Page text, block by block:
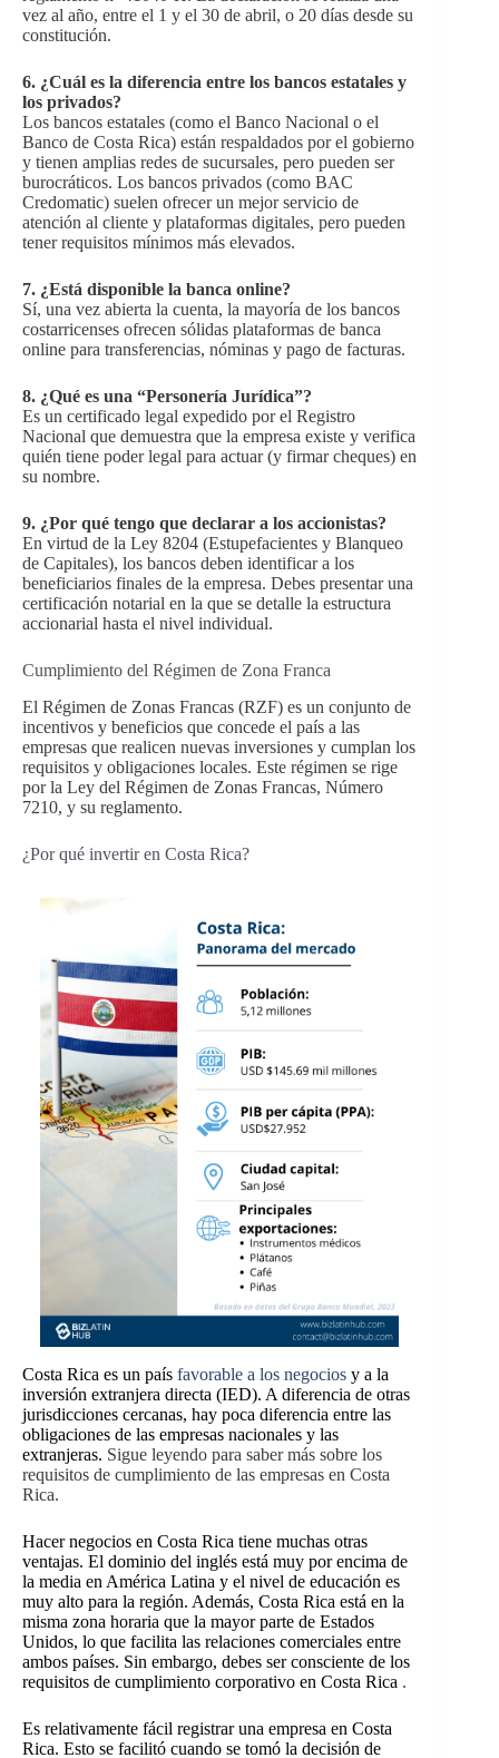
vez al año, entre el 1 y el 30 de abril, o 20 días desde su
constitución.
6. ¿Cuál es la diferencia entre los bancos estatales y
los privados?
Los bancos estatales (como el Banco Nacional o el
Banco de Costa Rica) están respaldados por el gobierno
y tienen amplias redes de sucursales, pero pueden ser
burocráticos. Los bancos privados (como BAC
Credomatic) suelen ofrecer un mejor servicio de
atención al cliente y plataformas digitales, pero pueden
tener requisitos mínimos más elevados.
7. ¿Está disponible la banca online?
Sí, una vez abierta la cuenta, la mayoría de los bancos
costarricenses ofrecen sólidas plataformas de banca
online para transferencias, nóminas y pago de facturas.
8. ¿Qué es una “Personería Jurídica”?
Es un certificado legal expedido por el Registro
Nacional que demuestra que la empresa existe y verifica
quién tiene poder legal para actuar (y firmar cheques) en
su nombre.
9. ¿Por qué tengo que declarar a los accionistas?
En virtud de la Ley 8204 (Estupefacientes y Blanqueo
de Capitales), los bancos deben identificar a los
beneficiarios finales de la empresa. Debes presentar una
certificación notarial en la que se detalle la estructura
accionarial hasta el nivel individual.
Cumplimiento del Régimen de Zona Franca
El Régimen de Zonas Francas (RZF) es un conjunto de
incentivos y beneficios que concede el país a las
empresas que realicen nuevas inversiones y cumplan los
requisitos y obligaciones locales. Este régimen se rige
por la Ley del Régimen de Zonas Francas, Número
7210, y su reglamento.
¿Por qué invertir en Costa Rica?
Costa Rica es un país favorable a los negocios y a la
inversión extranjera directa (IED). A diferencia de otras
jurisdicciones cercanas, hay poca diferencia entre las
obligaciones de las empresas nacionales y las
extranjeras. Sigue leyendo para saber más sobre los
requisitos de cumplimiento de las empresas en Costa
Rica.
Hacer negocios en Costa Rica tiene muchas otras
ventajas. El dominio del inglés está muy por encima de
la media en América Latina y el nivel de educación es
muy alto para la región. Además, Costa Rica está en la
misma zona horaria que la mayor parte de Estados
Unidos, lo que facilita las relaciones comerciales entre
ambos países. Sin embargo, debes ser consciente de los
requisitos de cumplimiento corporativo en Costa Rica .
Es relativamente fácil registrar una empresa en Costa
Rica. Esto se facilitó cuando se tomó la decisión de